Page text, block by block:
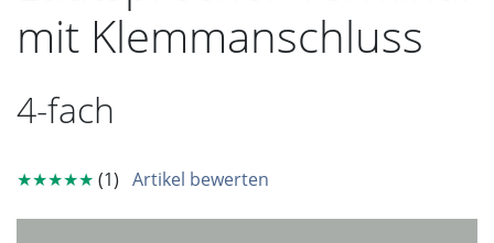
mit Klemmanschluss
4-fach
★★★★★ (1) Artikel bewerten